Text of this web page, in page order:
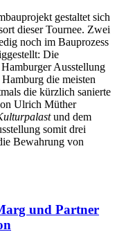
gestaltet sich
dieser Tournee. Zwei
noch im Bauprozess
Die
Ausstellung
die meisten
die kürzlich sanierte
Ulrich Müther
und dem
somit drei
Bewahrung von
und Partner